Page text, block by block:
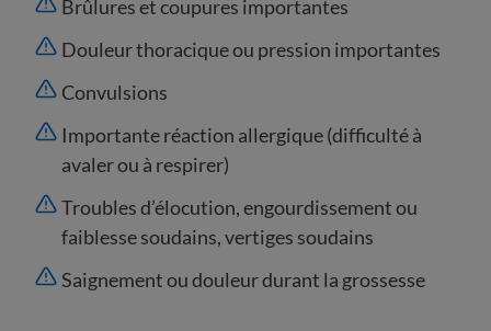
Brûlures et coupures importantes
Douleur thoracique ou pression importantes
Convulsions
Importante réaction allergique (difficulté à
avaler ou à respirer)
Troubles d’élocution, engourdissement ou
faiblesse soudains, vertiges soudains
Saignement ou douleur durant la grossesse